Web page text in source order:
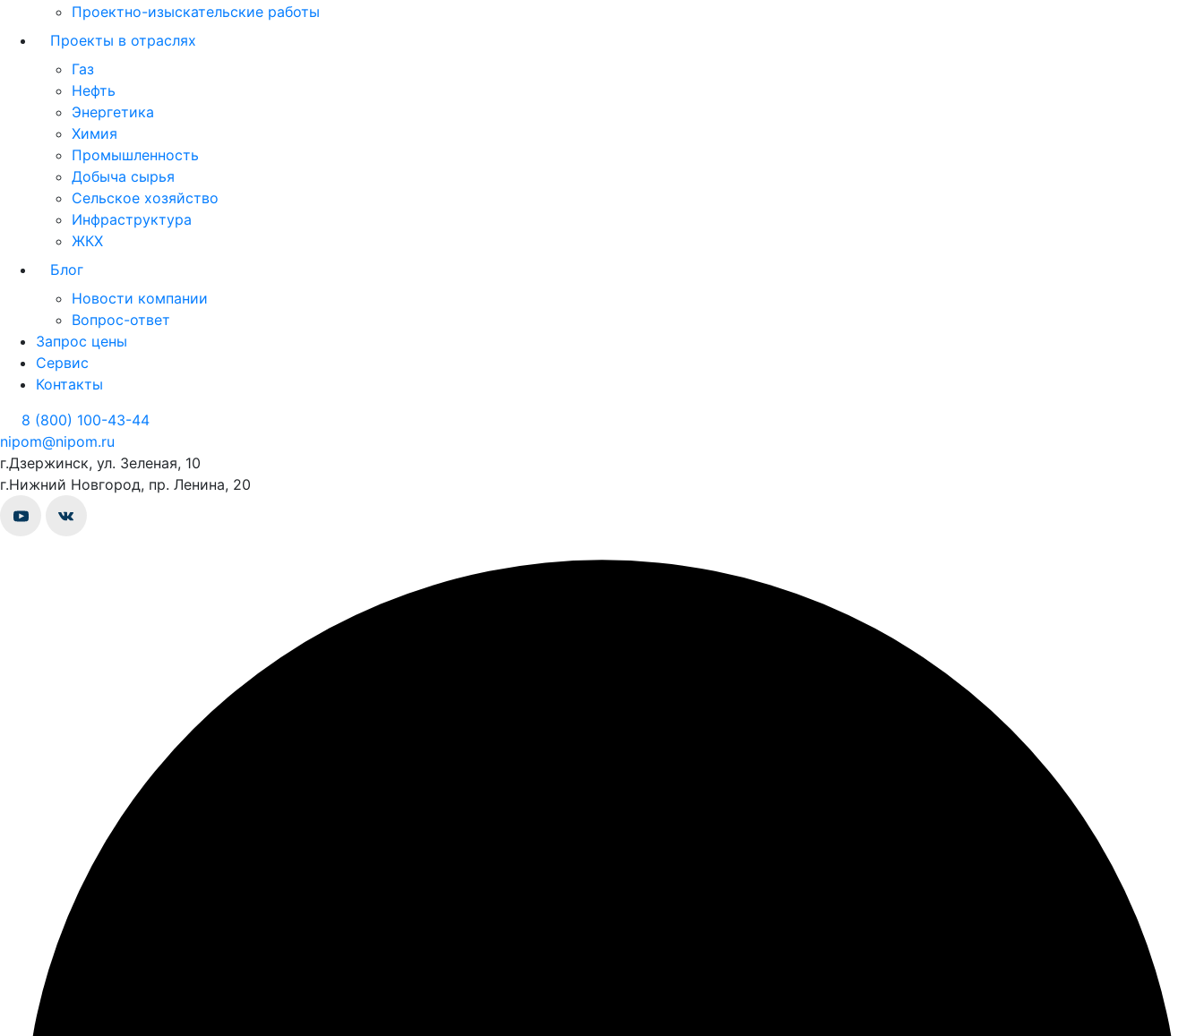
Проектно-изыскательские работы
Проекты в отраслях
Газ
Нефть
Энергетика
Химия
Промышленность
Добыча сырья
Сельское хозяйство
Инфраструктура
ЖКХ
Блог
Новости компании
Вопрос-ответ
Запрос цены
Сервис
Контакты
8 (800) 100-43-44
nipom@nipom.ru
г.Дзержинск, ул. Зеленая, 10
г.Нижний Новгород, пр. Ленина, 20